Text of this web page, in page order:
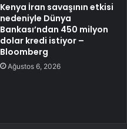
Kenya İran savaşının etkisi
nedeniyle Dünya
Bankası’ndan 450 milyon
dolar kredi istiyor –
Bloomberg
Ağustos 6, 2026